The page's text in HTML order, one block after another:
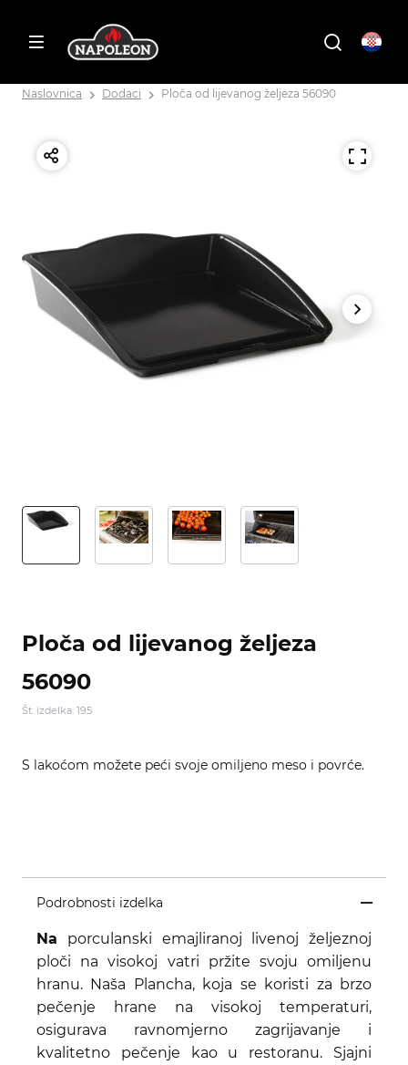
Naslovnica Dodaci Ploča od lijevanog željeza 56090
Ploča od lijevanog željeza
56090
Št. izdelka: 195
S lakoćom možete peći svoje omiljeno meso i povrće.
Podrobnosti izdelka
Na porculanski emajliranoj livenoj željeznoj
ploči na visokoj vatri pržite svoju omiljenu
hranu. Naša Plancha, koja se koristi za brzo
pečenje hrane na visokoj temperaturi,
osigurava ravnomjerno zagrijavanje i
kvalitetno pečenje kao u restoranu. Sjajni